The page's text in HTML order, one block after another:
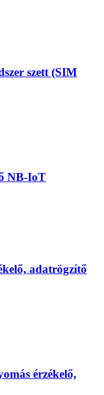
szett (SIM
NB-IoT
adatrögzítő
érzékelő,